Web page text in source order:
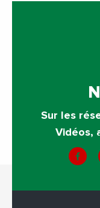
Sur les
Vidéos,